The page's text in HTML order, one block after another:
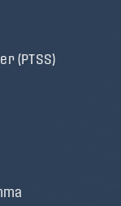
(PTSS)